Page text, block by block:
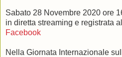
Sabato 28 Novembre 2020 ore
in diretta streaming e registrata
Facebook
Nella Giornata Internazionale